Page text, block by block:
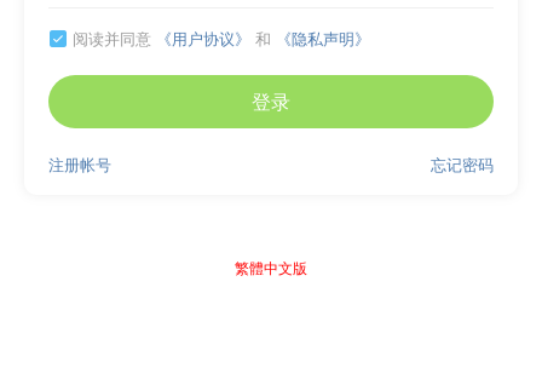
 阅读并同意 《用户协议》 和 《隐私声明》
登录
忘记密码
注册帐号
繁體中文版